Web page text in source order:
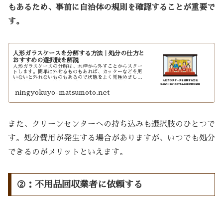
もあるため、事前に自治体の規則を確認することが重要で
す。
人形ガラスケースを分解する方法｜処分の仕方と
おすすめの選択肢を解説
人形ガラスケースの分解は、木枠から外すことからスター
トします。簡単に外せるものもあれば、カッターなどを用
いないと外れないものもあるので状態をよく見極めましょ
とも可能です。
ningyokuyo-matsumoto.net
また、クリーンセンターへの持ち込みも選択肢のひとつで
す。処分費用が発生する場合がありますが、いつでも処分
できるのがメリットといえます。
②：不用品回収業者に依頼する